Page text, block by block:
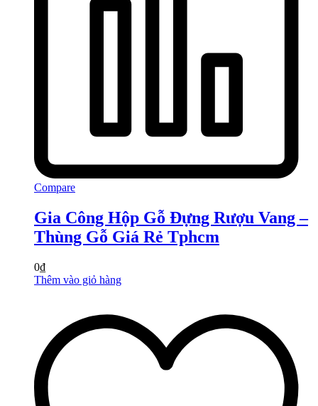
Compare
Gia Công Hộp Gỗ Đựng Rượu Vang –
Thùng Gỗ Giá Rẻ Tphcm
0₫
Thêm vào giỏ hàng